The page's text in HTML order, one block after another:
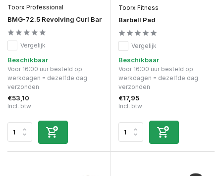
Toorx Professional
BMG-72.5 Revolving Curl Bar
Vergelijk
Beschikbaar
Voor 16:00 uur besteld op
werkdagen = dezelfde dag
verzonden
€53,10
Incl. btw
Toorx Fitness
Barbell Pad
Vergelijk
Beschikbaar
Voor 16:00 uur besteld op
werkdagen = dezelfde dag
verzonden
€17,95
Incl. btw